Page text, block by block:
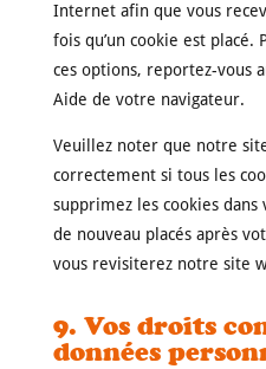
Internet afin que vous
fois qu’un cookie est placé.
ces options, reportez-vous
Aide de votre navigateur.
Veuillez noter que notre
correctement si tous les
supprimez les cookies
de nouveau placés après
vous revisiterez notre site
9. Vos droits
données